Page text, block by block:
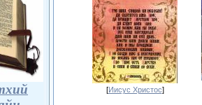
[Иисус Христос]